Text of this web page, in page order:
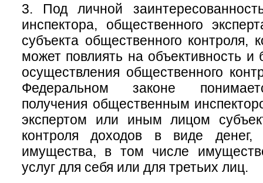
3. Под личной
инспектора, общественного
субъекта общественного контроля,
может повлиять на объективность и
осуществления общественного
Федеральном законе
получения общественным
экспертом или иным лицом
контроля доходов в виде денег,
имущества, в том числе
услуг для себя или для третьих лиц.